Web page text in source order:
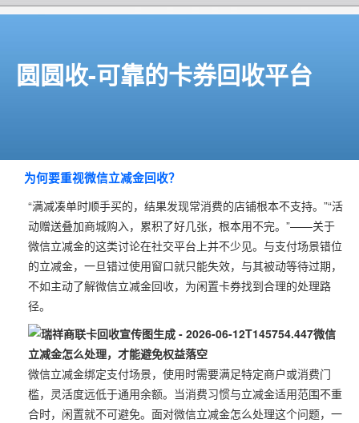
圆圆收-可靠的卡券回收平台
为何要重视微信立减金回收？
“满减凑单时顺手买的，结果发现常消费的店铺根本不支持。”“活
动赠送叠加商城购入，累积了好几张，根本用不完。”——关于
微信立减金的这类讨论在社交平台上并不少见。与支付场景错位
的立减金，一旦错过使用窗口就只能失效，与其被动等待过期，
不如主动了解微信立减金回收，为闲置卡券找到合理的处理路
径。
微信
立减金怎么处理，才能避免权益落空
微信立减金绑定支付场景，使用时需要满足特定商户或消费门
槛，灵活度远低于通用余额。当消费习惯与立减金适用范围不重
合时，闲置就不可避免。面对微信立减金怎么处理这个问题，一